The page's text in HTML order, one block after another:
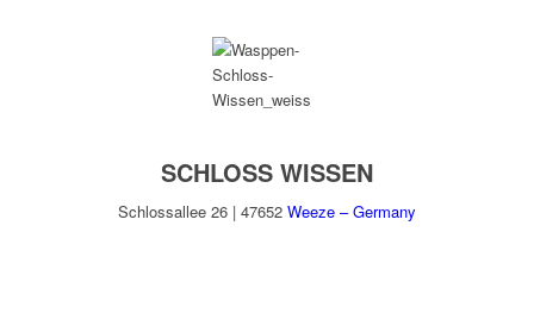
SCHLOSS WISSEN
Schlossallee 26 | 47652 Weeze – Germany